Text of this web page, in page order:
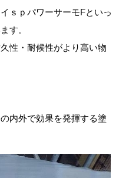
ｓｐパワーサーモFといっ
す。
性・耐候性がより高い物
内外で効果を発揮する塗